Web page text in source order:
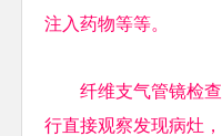
注入药物等等。
纤维支气管镜检查
行直接观察发现病灶